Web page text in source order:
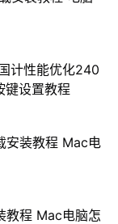
计性能优化240
键设置教程
安装教程 Mac电
教程 Mac电脑怎